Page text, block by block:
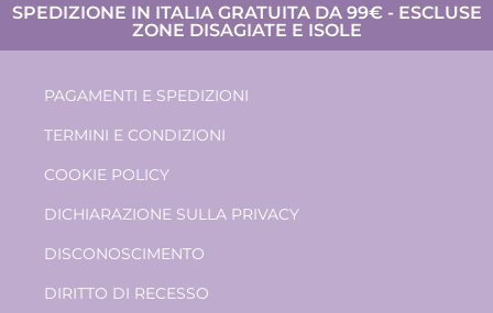
SPEDIZIONE IN ITALIA GRATUITA DA 99€ - ESCLUSE
ZONE DISAGIATE E ISOLE
PAGAMENTI E SPEDIZIONI
TERMINI E CONDIZIONI
COOKIE POLICY
DICHIARAZIONE SULLA PRIVACY
DISCONOSCIMENTO
DIRITTO DI RECESSO